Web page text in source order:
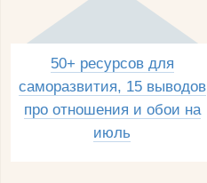
50+ ресурсов для
саморазвития, 15 выводов
про отношения и обои на
июль